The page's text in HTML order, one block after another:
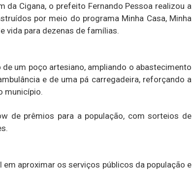
da Cigana, o prefeito Fernando Pessoa realizou a
por meio do programa Minha Casa, Minha
vida para dezenas de famílias.
um poço artesiano, ampliando o abastecimento
e de uma pá carregadeira, reforçando a
município.
de prêmios para a população, com sorteios de
aproximar os serviços públicos da população e